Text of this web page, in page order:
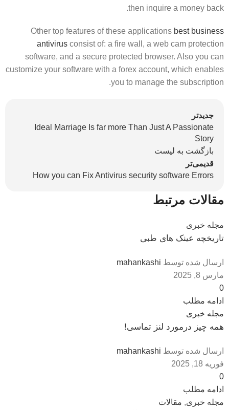
then inquire a money back.
Other top features of these applications best business
antivirus consist of: a fire wall, a web cam protection
software, and a secure protected browser. Also you can
customize your software with a forex account, which enables
you to manage the subscription.
جدیدتر
Ideal Marriage Is far more Than Just A Passionate
Story
بازگشت به لیست
قدیمی‌تر
How you can Fix Antivirus security software Errors
مقالات مرتبط
مجله خبری
تاریخچه عینک های طبی
ارسال شده توسط mahankashi
مارس 8, 2025
0
ادامه مطلب
مجله خبری
همه چیز درمورد لنز تماسی!
ارسال شده توسط mahankashi
فوریه 18, 2025
0
ادامه مطلب
مجله خبری, مقالات